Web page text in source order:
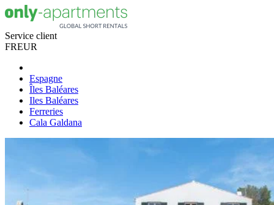
Service client
FREUR
Espagne
Îles Baléares
Iles Baléares
Ferreries
Cala Galdana